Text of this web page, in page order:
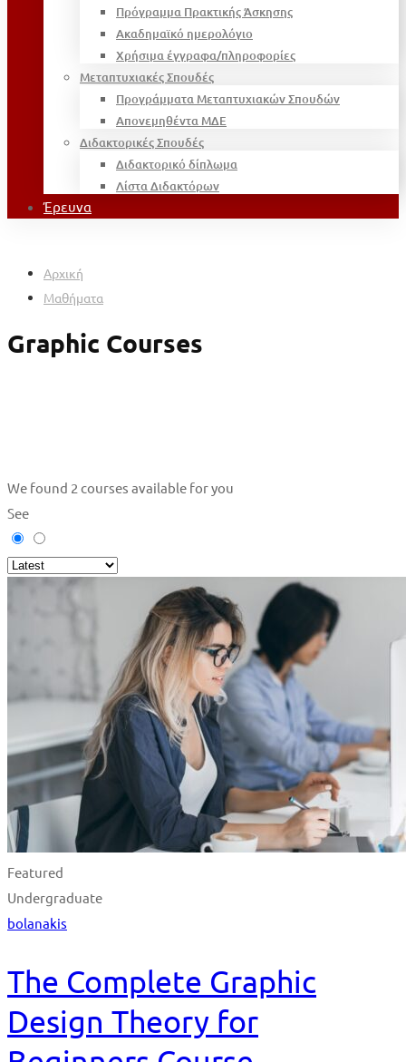
Πρόγραμμα Πρακτικής Άσκησης
Ακαδημαϊκό ημερολόγιο
Χρήσιμα έγγραφα/πληροφορίες
Μεταπτυχιακές Σπουδές
Προγράμματα Μεταπτυχιακών Σπουδών
Απονεμηθέντα ΜΔΕ
Διδακτορικές Σπουδές
Διδακτορικό δίπλωμα
Λίστα Διδακτόρων
Έρευνα
Αρχική
Μαθήματα
Graphic Courses
We found 2 courses available for you
See
Featured
Undergraduate
bolanakis
The Complete Graphic
Design Theory for